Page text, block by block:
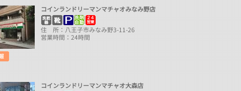
コインランドリーマンマチャオみなみ野店
住 所：八王子市みなみ野3-11-26
営業時間：24時間
コインランドリーマンマチャオ大森店